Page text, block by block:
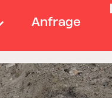
Anfrage